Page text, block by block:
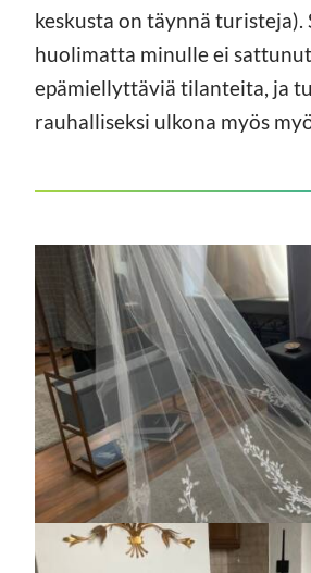
keskusta on täynnä turisteja).
huolimatta minulle ei sattunut
epämiellyttäviä tilanteita, ja
rauhalliseksi ulkona myös
https://jedu.fi/wp-